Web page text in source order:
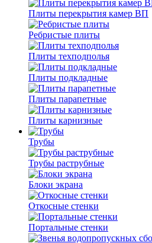
Плиты перекрытия камер ВП
Ребристые плиты
Плиты техподполья
Плиты подкладные
Плиты парапетные
Плиты карнизные
Трубы
Трубы раструбные
Блоки экрана
Откосные стенки
Портальные стенки